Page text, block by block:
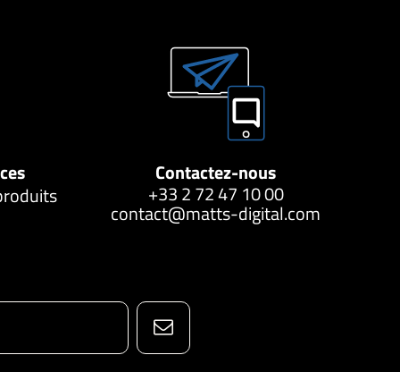
Contactez-nous
+33 2 72 47 10 00
contact@matts-digital.com